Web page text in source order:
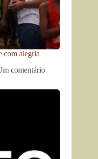
com alegria
comentário